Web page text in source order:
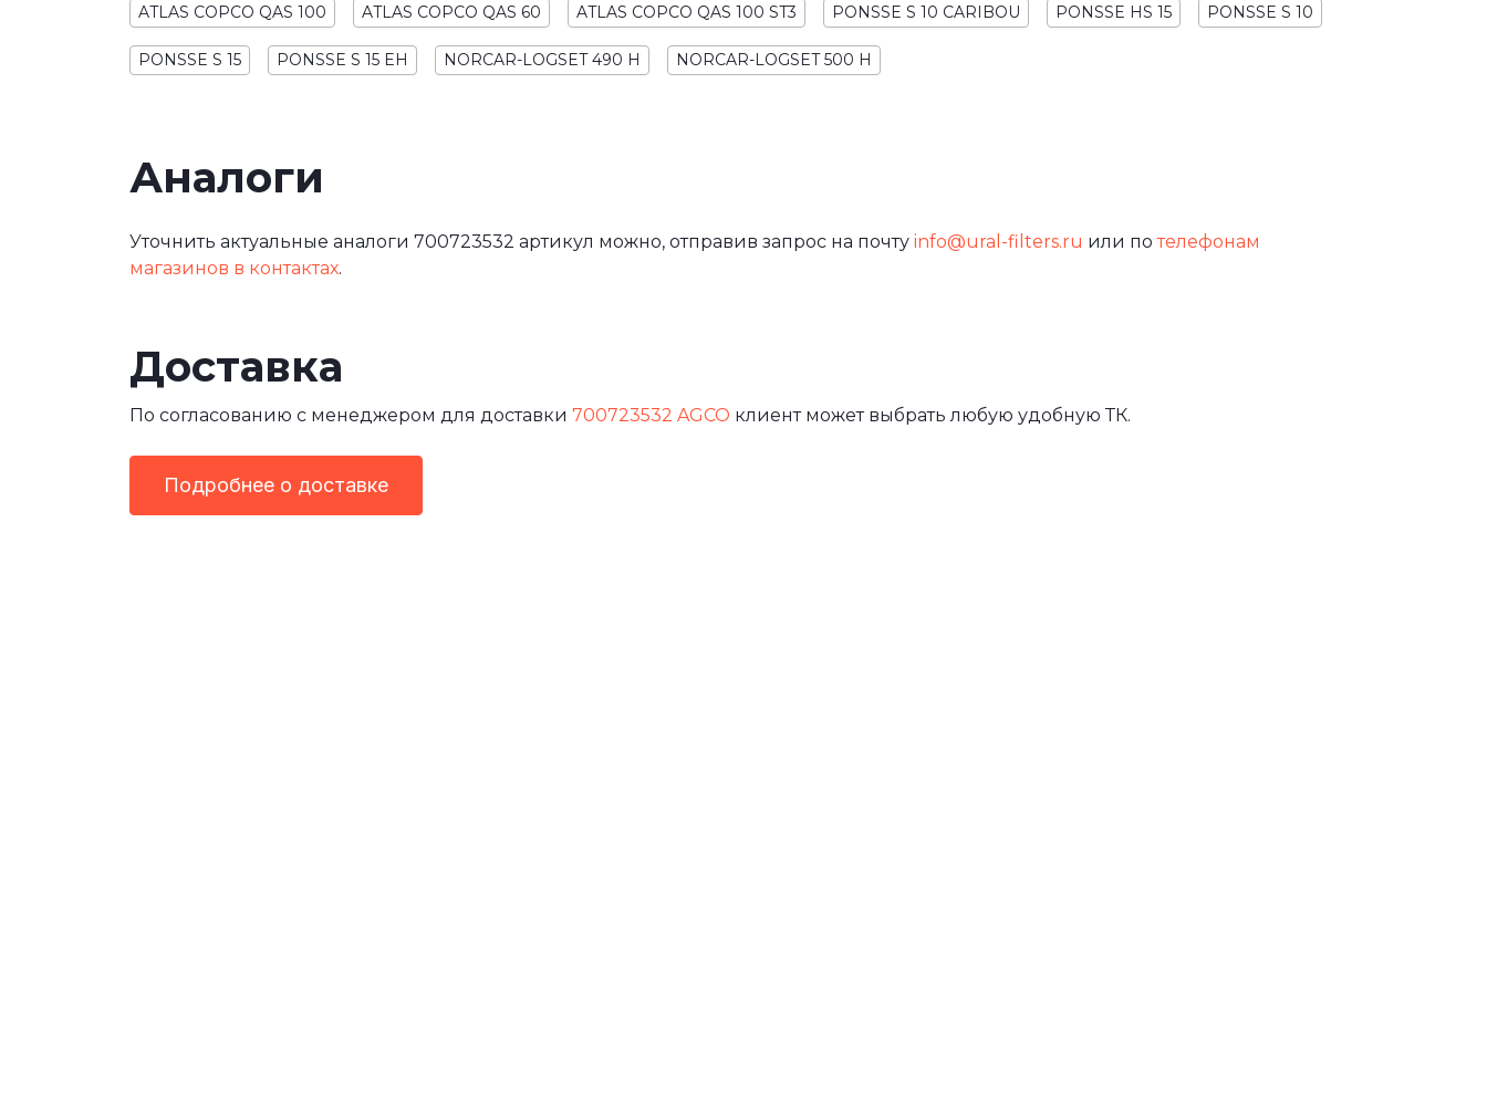
ATLAS COPCO QAS 100 ATLAS COPCO QAS 60 ATLAS COPCO QAS 100 ST3 PONSSE S 10 CARIBOU PONSSE HS 15 PONSSE S 10
PONSSE S 15 PONSSE S 15 EH NORCAR-LOGSET 490 H NORCAR-LOGSET 500 H
Аналоги
Уточнить актуальные аналоги 700723532 артикул можно, отправив запрос на почту info@ural-filters.ru или потелефонам
магазинов в контактах.
Доставка
По согласованию с менеджером для доставки 700723532 AGCO клиент может выбрать любую удобную ТК.
Подробнее о доставке